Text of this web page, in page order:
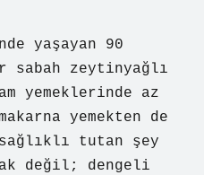
yaşayan 90
sabah zeytinyağlı
yemeklerinde az
yemekten de
tutan şey
değil; dengeli